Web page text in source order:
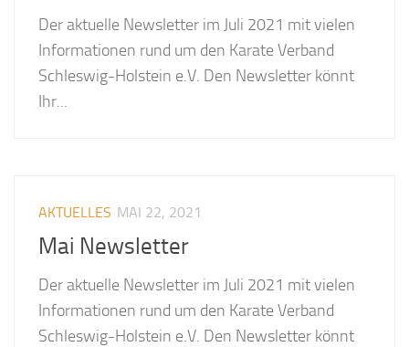
Der aktuelle Newsletter im Juli 2021 mit vielen
Informationen rund um den Karate Verband
Schleswig-Holstein e.V. Den Newsletter könnt
Ihr...
AKTUELLES MAI 22, 2021
Mai Newsletter
Der aktuelle Newsletter im Juli 2021 mit vielen
Informationen rund um den Karate Verband
Schleswig-Holstein e.V. Den Newsletter könnt